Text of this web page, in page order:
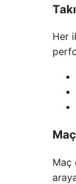
Her
Maç